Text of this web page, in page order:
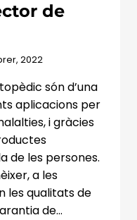
de
2022
són d’una
aplicacions per
i gràcies
de les persones.
a les
les qualitats de
de…